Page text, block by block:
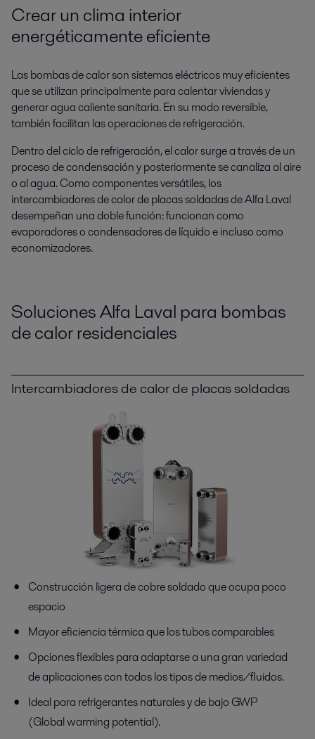
Crear un clima interior
energéticamente eficiente
Las bombas de calor son sistemas eléctricos muy eficientes
que se utilizan principalmente para calentar viviendas y
generar agua caliente sanitaria. En su modo reversible,
también facilitan las operaciones de refrigeración.
Dentro del ciclo de refrigeración, el calor surge a través de un
proceso de condensación y posteriormente se canaliza al aire
o al agua. Como componentes versátiles, los
intercambiadores de calor de placas soldadas de Alfa Laval
desempeñan una doble función: funcionan como
evaporadores o condensadores de líquido e incluso como
economizadores.
Soluciones Alfa Laval para bombas
de calor residenciales
Intercambiadores de calor de placas soldadas
Construcción ligera de cobre soldado que ocupa poco
espacio
Mayor eficiencia térmica que los tubos comparables
Opciones flexibles para adaptarse a una gran variedad
de aplicaciones con todos los tipos de medios/fluidos.
Ideal para refrigerantes naturales y de bajo GWP
(Global warming potential).